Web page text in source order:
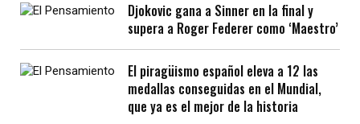
Djokovic gana a Sinner en la final y
supera a Roger Federer como ‘Maestro’
El piragüismo español eleva a 12 las
medallas conseguidas en el Mundial,
que ya es el mejor de la historia